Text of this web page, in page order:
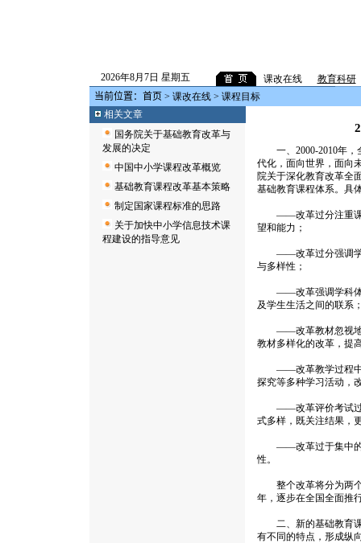
2026年8月7日 星期五 课改在线
教育科研
当前位置： 首页 > 课改在线 > 课程目标
相关文章
国务院关于基础教育改革与
发展的决定
中国中小学课程改革概览
基础教育课程改革基本策略
制定国家课程标准的思路
关于加快中小学信息技术课
程建设的指导意见
一、2000-2010年，
代化，面向世界，面向
院关于深化教育改革全
基础教育课程体系。具
——改革过分注重课程
望和能力；
——改革过分强调学科
与多样性；
——改革强调学科体系
及学生生活之间的联系
——改革教材忽视地域
教材多样化的改革，提
——改革教学过程中过
探究等多种学习活动，
——改革评价考试过分
式多样，既关注结果，
——改革过于集中的课
性。
整个改革将分为两个
年，逐步在全国全面推
二、新的基础教育课
有不同的特点，形成纵